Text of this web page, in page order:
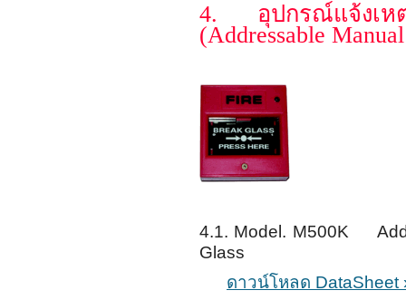
4. อุปกรณ์แจ้งเห
(Addressable
4.1. Model. M500K
Glass
ดาวน์โหลด DataSheet